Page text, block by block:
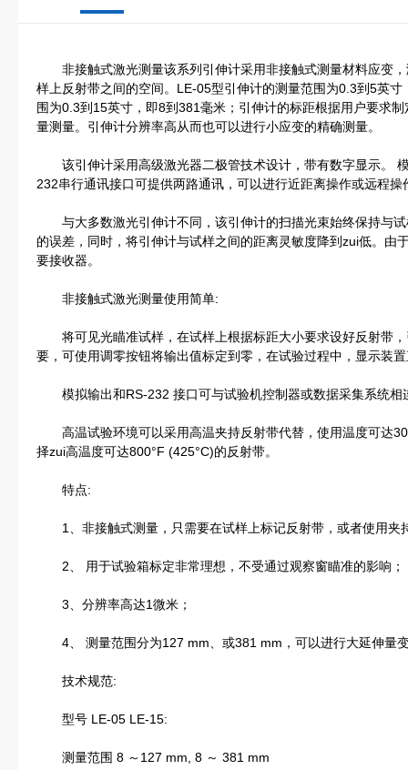
非接触式激光测量该系列引伸计采用非接触式测量材料应变，
样上反射带之间的空间。LE-05型引伸计的测量范围为0.3到5英
围为0.3到15英寸，即8到381毫米；引伸计的标距根据用户要求
量测量。引伸计分辨率高从而也可以进行小应变的精确测量。
该引伸计采用高级激光器二极管技术设计，带有数字显示。
232串行通讯接口可提供两路通讯，可以进行近距离操作或远程操
与大多数激光引伸计不同，该引伸计的扫描光束始终保持与试
的误差，同时，将引伸计与试样之间的距离灵敏度降到zui低。由
要接收器。
非接触式激光测量使用简单:
将可见光瞄准试样，在试样上根据标距大小要求设好反射带，
要，可使用调零按钮将输出值标定到零，在试验过程中，显示装
模拟输出和RS-232 接口可与试验机控制器或数据采集系统相
高温试验环境可以采用高温夹持反射带代替，使用温度可达
择zui高温度可达800°F (425°C)的反射带。
特点:
1、非接触式测量，只需要在试样上标记反射带，或者使用夹
2、 用于试验箱标定非常理想，不受通过观察窗瞄准的影响；
3、分辨率高达1微米；
4、 测量范围分为127 mm、或381 mm，可以进行大延伸量
技术规范:
型号 LE-05 LE-15:
测量范围 8 ～127 mm, 8 ～ 381 mm